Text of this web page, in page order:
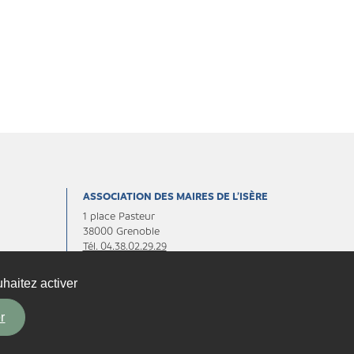
ASSOCIATION DES MAIRES DE L’ISÈRE
1 place Pasteur
38000 Grenoble
Tél. 04.38.02.29.29
activer